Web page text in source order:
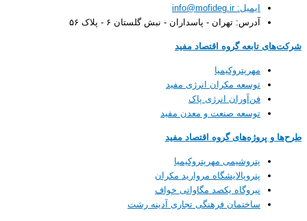
آدرس: تهران - پاسداران - نبش گلستان ۶ - پلاک ۵۶
گروه اقتصاد مفید
مهرپتروکیمیا
توسعه مکران انرژی مفید
فن‌آوران انرژی پاک
توسعه صنعت و معدن مفید
گروه اقتصاد مفید
پتروشیمی مهرپتروکیمیا
پتروپالایشگاه مروارید مکران
نیروگاه یکصد مگاواتی خواف
ساختمان فرهنگی تجاری آدینه رشت